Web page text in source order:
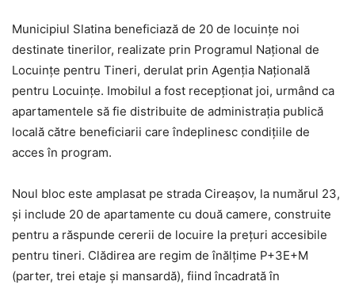
Municipiul Slatina beneficiază de 20 de locuințe noi
destinate tinerilor, realizate prin Programul Național de
Locuințe pentru Tineri, derulat prin Agenția Națională
pentru Locuințe. Imobilul a fost recepționat joi, urmând ca
apartamentele să fie distribuite de administrația publică
locală către beneficiarii care îndeplinesc condițiile de
acces în program.
Noul bloc este amplasat pe strada Cireașov, la numărul 23,
și include 20 de apartamente cu două camere, construite
pentru a răspunde cererii de locuire la prețuri accesibile
pentru tineri. Clădirea are regim de înălțime P+3E+M
(parter, trei etaje și mansardă), fiind încadrată în